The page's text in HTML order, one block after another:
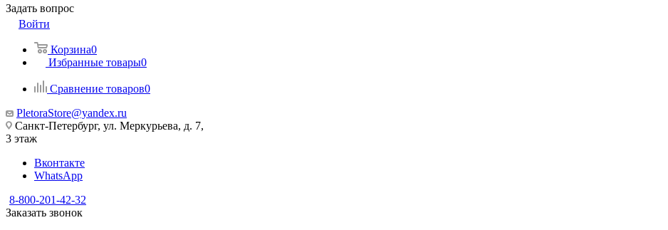
Задать вопрос
Войти
Корзина0
Избранные товары0
Сравнение товаров0
PletoraStore@yandex.ru
Санкт-Петербург, ул. Меркурьева, д. 7,
3 этаж
Вконтакте
WhatsApp
8-800-201-42-32
Заказать звонок